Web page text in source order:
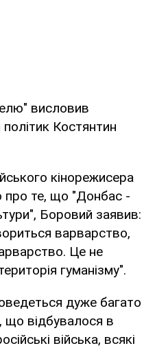
висловив
політик Костянтин
кінорежисера
про те, що "Донбас -
Боровий заявив:
варварство,
Це не
гуманізму".
дуже багато
що відбувалося в
війська, всякі